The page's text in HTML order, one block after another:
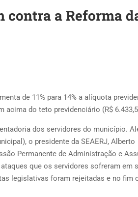
contra a Reforma
de 11% para 14% a alíquota
do teto previdenciário (R$
dos servidores do município.
o presidente da SEAERJ, Alberto
Permanente de Administração e
que os servidores sofreram em
legislativas foram rejeitadas e no fim